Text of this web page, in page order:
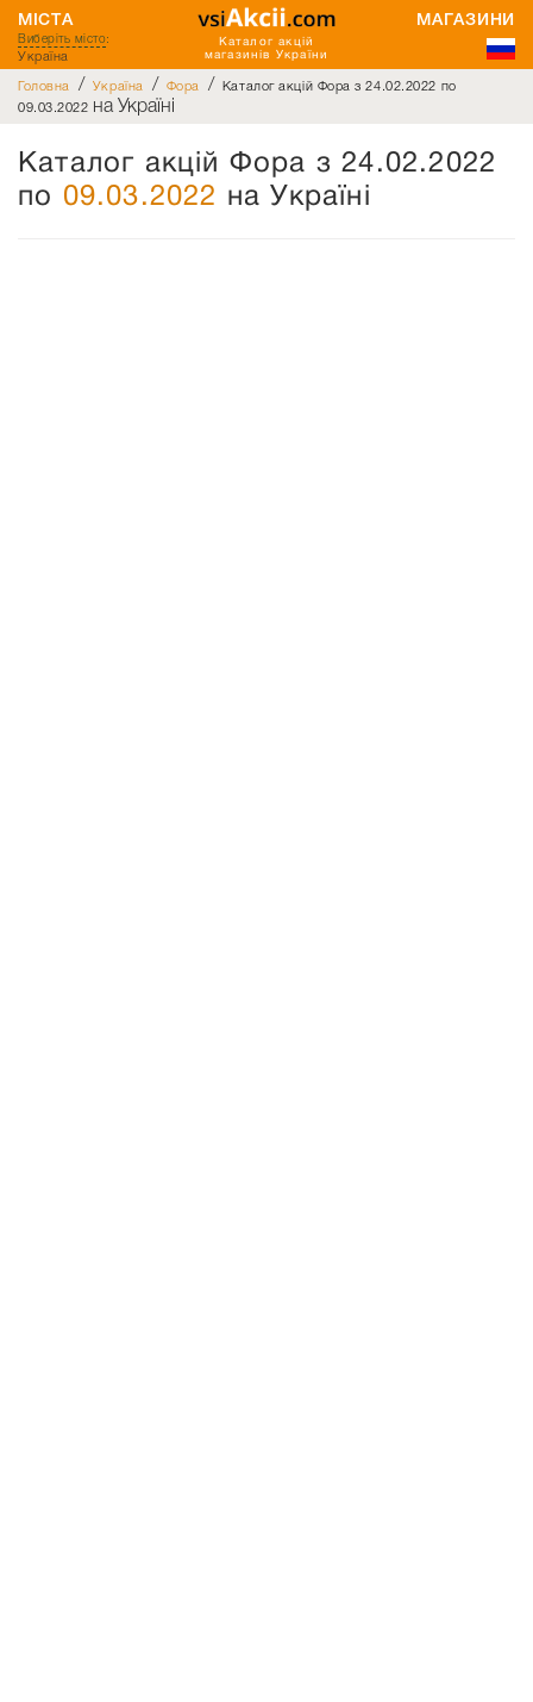
Каталог акцій
магазинів України
МІСТА МАГАЗИНИ
Виберіть місто:
Україна
Головна / Україна / Фора / Каталог акцій Фора з 24.02.2022 по
09.03.2022 на Україні
Каталог акцій Фора з 24.02.2022
по 09.03.2022 на Україні